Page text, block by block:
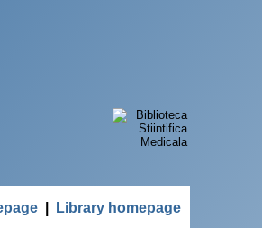
Library homepage